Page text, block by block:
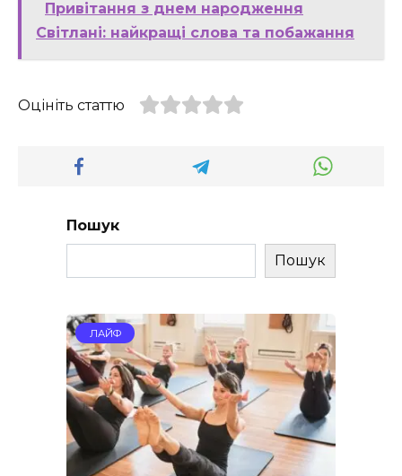
Привітання з днем народження
Світлані: найкращі слова та побажання
Оцініть статтю
Пошук
Пошук
ЛАЙФ